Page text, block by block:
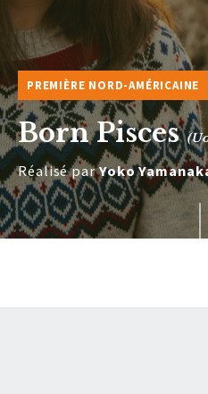
PREMIÈRE NORD-AMÉRICAINE
Born Pisces
Réalisé parYoko